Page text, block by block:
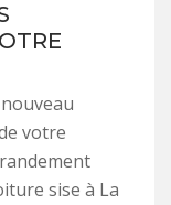
votre
sise à La